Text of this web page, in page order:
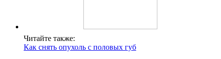
Читайте также:
Как снять опухоль с половых губ